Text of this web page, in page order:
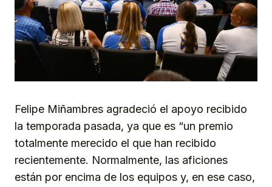
Felipe Miñambres agradeció el apoyo recibido
la temporada pasada, ya que es “un premio
totalmente merecido el que han recibido
recientemente. Normalmente, las aficiones
están por encima de los equipos y, en ese caso,